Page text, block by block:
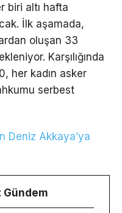
biri altı hafta
İlk aşamada,
oluşan 33
Karşılığında
her kadın asker
serbest
Deniz Akkaya’ya
Gündem